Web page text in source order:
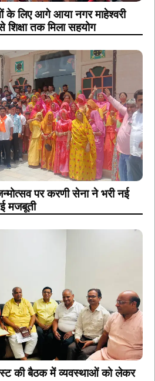
लिए आगे आया नगर माहेश्वरी
शिक्षा तक मिला सहयोग
पर करणी सेना ने भरी नई
मजबूती
की बैठक में व्यवस्थाओं को लेकर